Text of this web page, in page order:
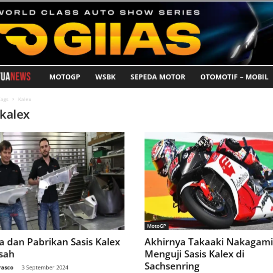
e
r
T
u
a
MOTOGP WSBK SEPEDA MOTOR OTOMOTIF – MOBIL
Kalex
dan Pabrikan Sasis Kalex
3 September 2024
MotoGP
Akhirnya Takaaki Nakagami
Menguji Sasis Kalex di
Sachsenring